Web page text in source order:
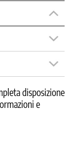
disposizione
e